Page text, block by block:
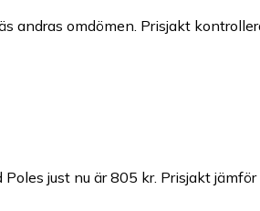
andras omdömen. Prisjakt
just nu är 805 kr. Prisjakt